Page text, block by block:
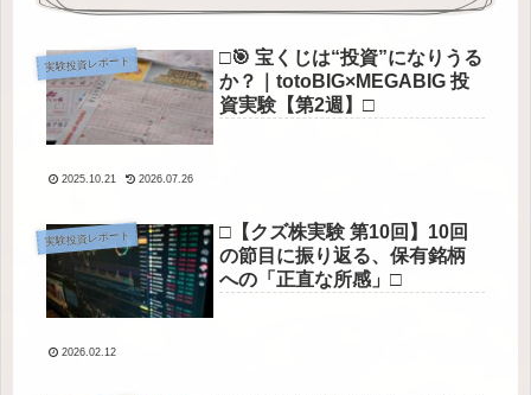
実験投資レポート
□🎯 宝くじは“投資”になりうる
か？｜totoBIG×MEGABIG 投
資実験【第2週】□
2025.10.21 2026.07.26
実験投資レポート
□【クズ株実験 第10回】10回
の節目に振り返る、保有銘柄
への「正直な所感」□
2026.02.12